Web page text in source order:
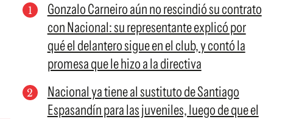
Gonzalo Carneiro aún no rescindió su contrato
con Nacional: su representante explicó por
qué el delantero sigue en el club, y contó la
promesa que le hizo a la directiva
Nacional ya tiene al sustituto de Santiago
Espasandín para las juveniles, luego de que el